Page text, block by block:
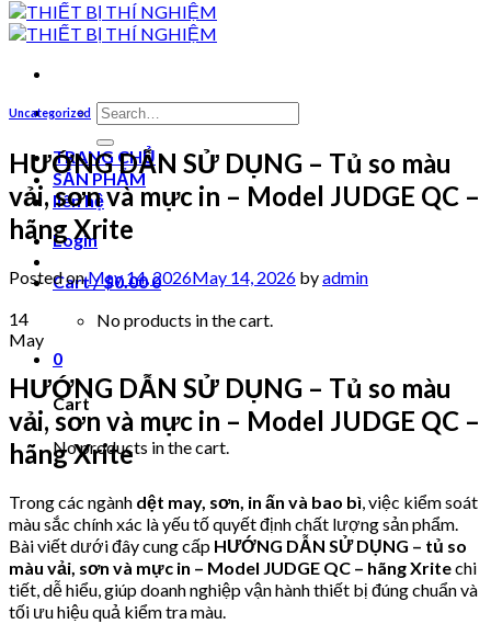
Search
for:
TRANG CHỦ
SẢN PHẨM
liên hệ
Login
Cart /$0.000
No products in the cart.
0
Cart
No products in the cart.
Uncategorized
HƯỚNG DẪN SỬ DỤNG – Tủ so màu
vải, sơn và mực in – Model JUDGE QC –
hãng Xrite
Posted onMay 14, 2026May 14, 2026 byadmin
14
May
HƯỚNG DẪN SỬ DỤNG – Tủ so màu
vải, sơn và mực in – Model JUDGE QC –
hãng Xrite
Trong các ngành dệt may, sơn, in ấn và bao bì, việc kiểm soát
màu sắc chính xác là yếu tố quyết định chất lượng sản phẩm.
Bài viết dưới đây cung cấp HƯỚNG DẪN SỬ DỤNG – tủ so
màu vải, sơn và mực in – Model JUDGE QC – hãng Xritechi
tiết, dễ hiểu, giúp doanh nghiệp vận hành thiết bị đúng chuẩn và
tối ưu hiệu quả kiểm tra màu.